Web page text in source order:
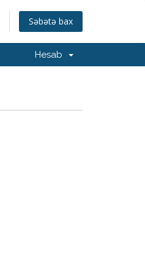
Səbətə bax
Hesab